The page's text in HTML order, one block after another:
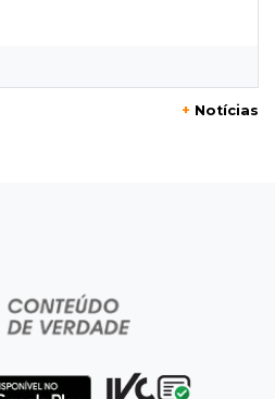
mil a Deodápolis após
vai à polícia e nega
por eletricista morto por
+ Notícias